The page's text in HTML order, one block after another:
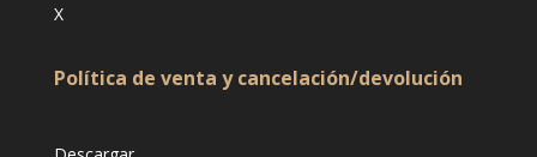
X
Política de venta y cancelación/devolución